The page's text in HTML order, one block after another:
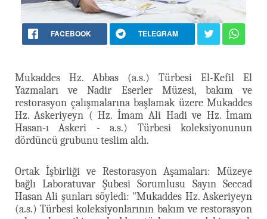
FACEBOOK TELEGRAM
Mukaddes Hz. Abbas (a.s.) Türbesi El-Kefil El
Yazmaları ve Nadir Eserler Müzesi, bakım ve
restorasyon çalışmalarına başlamak üzere Mukaddes
Hz. Askeriyeyn ( Hz. İmam Ali Hadi ve Hz. İmam
Hasan-ı Askeri - a.s.) Türbesi koleksiyonunun
dördüncü grubunu teslim aldı.
Ortak İşbirliği ve Restorasyon Aşamaları: Müzeye
bağlı Laboratuvar Şubesi Sorumlusu Sayın Seccad
Hasan Ali şunları söyledi: "Mukaddes Hz. Askeriyeyn
(a.s.) Türbesi koleksiyonlarının bakım ve restorasyon